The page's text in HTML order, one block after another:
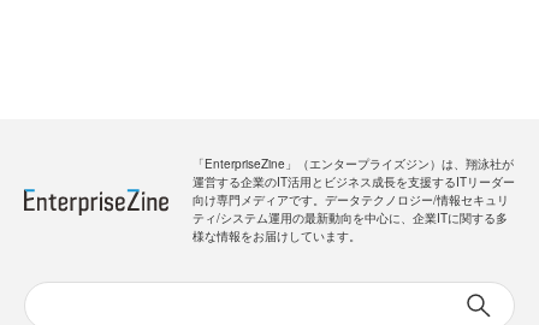
「EnterpriseZine」（エンタープライズジン）は、翔泳社が
運営する企業のIT活用とビジネス成長を支援するITリーダー
向け専門メディアです。データテクノロジー/情報セキュリ
ティ/システム運用の最新動向を中心に、企業ITに関する多
様な情報をお届けしています。